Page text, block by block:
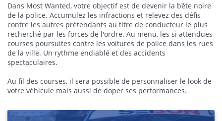
Dans Most Wanted, votre objectif est de devenir la bête noire
de la police. Accumulez les infractions et relevez des défis
contre les autres prétendants au titre de conducteur le plus
recherché par les forces de l'ordre. Au menu, les si attendues
courses poursuites contre les voitures de police dans les rues
de la ville. Un rythme endiablé et des accidents
spectaculaires.
Au fil des courses, il sera possible de personnaliser le look de
votre véhicule mais aussi de doper ses performances.